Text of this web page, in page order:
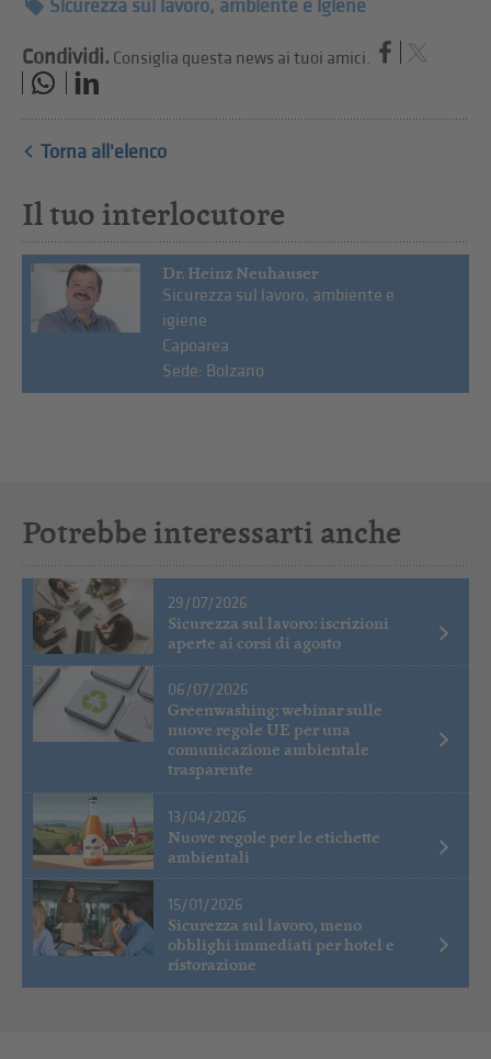
Sicurezza sul lavoro, ambiente e igiene
Condividi. Consiglia questa news ai tuoi amici.
Torna all'elenco
Il tuo interlocutore
Dr. Heinz Neuhauser
Sicurezza sul lavoro, ambiente e
igiene
Capoarea
Sede: Bolzano
Potrebbe interessarti anche
29/07/2026
Sicurezza sul lavoro: iscrizioni
aperte ai corsi di agosto
06/07/2026
Greenwashing: webinar sulle
nuove regole UE per una
comunicazione ambientale
trasparente
13/04/2026
Nuove regole per le etichette
ambientali
15/01/2026
Sicurezza sul lavoro, meno
obblighi immediati per hotel e
ristorazione